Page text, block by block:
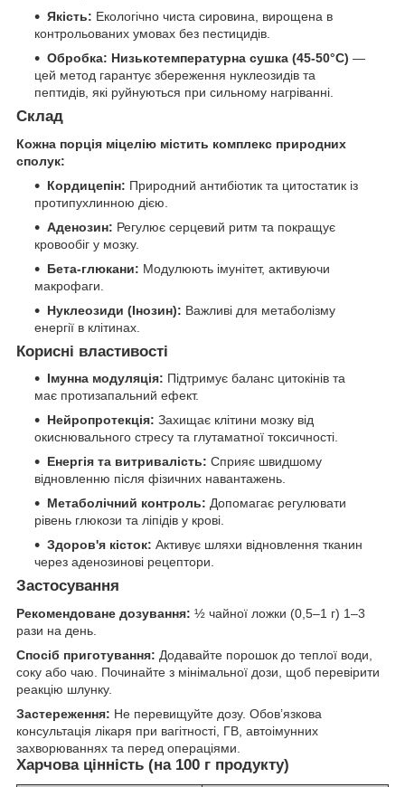
Якість: Екологічно чиста сировина, вирощена в
контрольованих умовах без пестицидів.
Обробка: Низькотемпературна сушка (45-50°C) —
цей метод гарантує збереження нуклеозидів та
пептидів, які руйнуються при сильному нагріванні.
Склад
Кожна порція міцелію містить комплекс природних
сполук:
Кордицепін: Природний антибіотик та цитостатик із
протипухлинною дією.
Аденозин: Регулює серцевий ритм та покращує
кровообіг у мозку.
Бета-глюкани: Модулюють імунітет, активуючи
макрофаги.
Нуклеозиди (Інозин): Важливі для метаболізму
енергії в клітинах.
Корисні властивості
Імунна модуляція: Підтримує баланс цитокінів та
має протизапальний ефект.
Нейропротекція: Захищає клітини мозку від
окиснювального стресу та глутаматної токсичності.
Енергія та витривалість: Сприяє швидшому
відновленню після фізичних навантажень.
Метаболічний контроль: Допомагає регулювати
рівень глюкози та ліпідів у крові.
Здоров'я кісток: Активує шляхи відновлення тканин
через аденозинові рецептори.
Застосування
Рекомендоване дозування: ½ чайної ложки (0,5–1 г) 1–3
рази на день.
Спосіб приготування: Додавайте порошок до теплої води,
соку або чаю. Починайте з мінімальної дози, щоб перевірити
реакцію шлунку.
Застереження: Не перевищуйте дозу. Обов’язкова
консультація лікаря при вагітності, ГВ, автоімунних
захворюваннях та перед операціями.
Харчова цінність (на 100 г продукту)